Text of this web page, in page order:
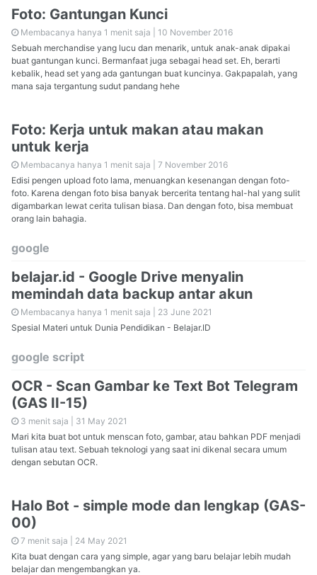
Foto: Gantungan Kunci
Membacanya hanya 1 menit saja | 10 November 2016
Sebuah merchandise yang lucu dan menarik, untuk anak-anak dipakai
buat gantungan kunci. Bermanfaat juga sebagai head set. Eh, berarti
kebalik, head set yang ada gantungan buat kuncinya. Gakpapalah, yang
mana saja tergantung sudut pandang hehe
Foto: Kerja untuk makan atau makan
untuk kerja
Membacanya hanya 1 menit saja | 7 November 2016
Edisi pengen upload foto lama, menuangkan kesenangan dengan foto-
foto. Karena dengan foto bisa banyak bercerita tentang hal-hal yang sulit
digambarkan lewat cerita tulisan biasa. Dan dengan foto, bisa membuat
orang lain bahagia.
google
belajar.id - Google Drive menyalin
memindah data backup antar akun
Membacanya hanya 1 menit saja | 23 June 2021
Spesial Materi untuk Dunia Pendidikan - Belajar.ID
google script
OCR - Scan Gambar ke Text Bot Telegram
(GAS II-15)
3 menit saja | 31 May 2021
Mari kita buat bot untuk menscan foto, gambar, atau bahkan PDF menjadi
tulisan atau text. Sebuah teknologi yang saat ini dikenal secara umum
dengan sebutan OCR.
Halo Bot - simple mode dan lengkap (GAS-
00)
7 menit saja | 24 May 2021
Kita buat dengan cara yang simple, agar yang baru belajar lebih mudah
belajar dan mengembangkan ya.